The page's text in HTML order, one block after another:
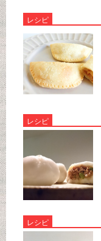
レシピ
レシピ
レシピ